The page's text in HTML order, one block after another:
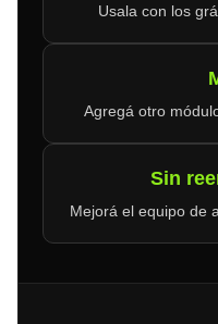
Usala con los
Agregá otro
Sin
Mejorá el equipo de